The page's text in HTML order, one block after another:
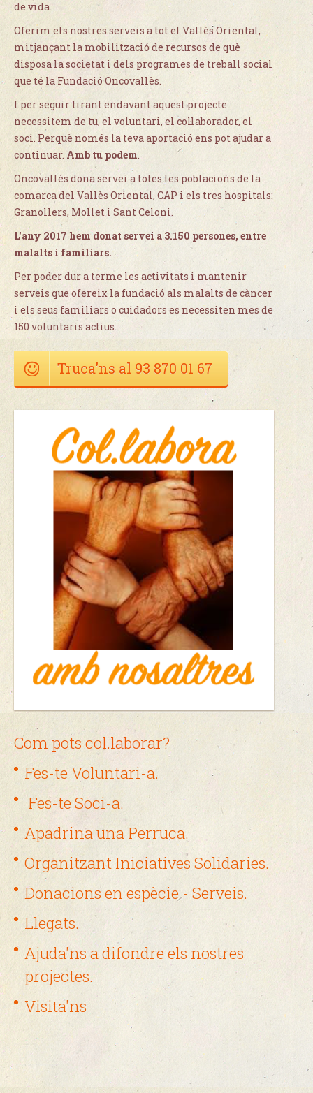
de vida.
Oferim els nostres serveis a tot el Vallès Oriental,
mitjançant la mobilització de recursos de què
disposa la societat i dels programes de treball social
que té la Fundació Oncovallès.
I per seguir tirant endavant aquest projecte
necessitem de tu, el voluntari, el col·laborador, el
soci. Perquè només la teva aportació ens pot ajudar a
continuar. Amb tu podem.
Oncovallès dona servei a totes les poblacions de la
comarca del Vallès Oriental, CAP i els tres hospitals:
Granollers, Mollet i Sant Celoni.
L'any 2017 hem donat servei a 3.150 persones, entre
malalts i familiars.
Per poder dur a terme les activitats i mantenir
serveis que ofereix la fundació als malalts de càncer
i els seus familiars o cuidadors es necessiten mes de
150 voluntaris actius.
Truca'ns al 93 870 01 67
Com pots col.laborar?
Fes-te Voluntari-a.
Fes-te Soci-a.
Apadrina una Perruca.
Organitzant Iniciatives Solidaries.
Donacions en espècie - Serveis.
Llegats.
Ajuda'ns a difondre els nostres
projectes.
Visita'ns